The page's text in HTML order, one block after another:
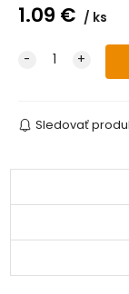
1.09 € ks
Sledovať